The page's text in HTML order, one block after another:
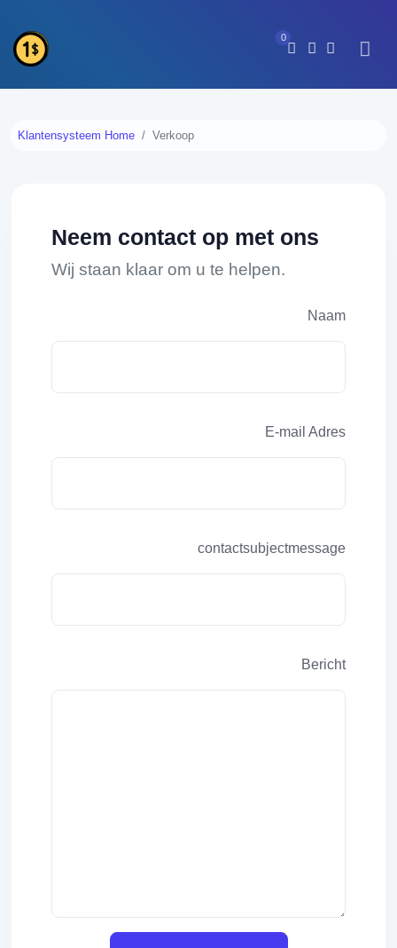
0
Klantensysteem Home Verkoop
Neem contact op met ons
Wij staan klaar om u te helpen.
Naam
E-mail Adres
contactsubjectmessage
Bericht